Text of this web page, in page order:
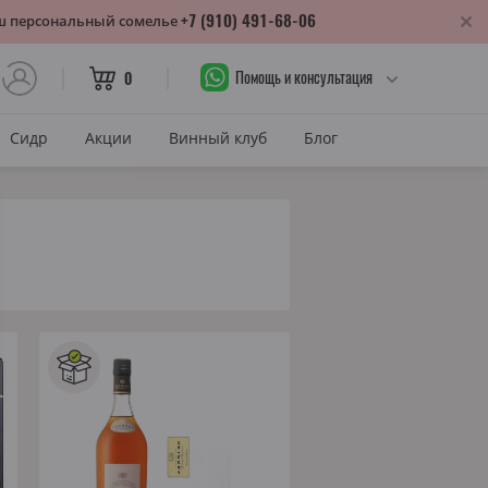
0 Помощь и консультация
Сидр Акции Винный клуб Блог
персональный сомелье+7 (910) 491-68-06